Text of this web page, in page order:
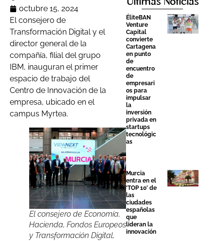
octubre 15, 2024
El consejero de
Transformación Digital y el
director general de la
compañía, filial del grupo
IBM, inauguran el primer
espacio de trabajo del
Centro de Innovación de la
empresa, ubicado en el
campus Myrtea.
El consejero de Economía,
Hacienda, Fondos Europeos
y Transformación Digital,
Últimas Noticias
ÉliteBAN
Venture
Capital
convierte
Cartagena
en punto
de
encuentro
de
empresari
os para
impulsar
la
inversión
privada en
startups
tecnológic
as
Murcia
entra en el
‘TOP 10’ de
las
ciudades
españolas
que
lideran la
innovación